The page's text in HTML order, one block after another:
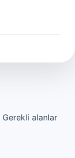
Gerekli alanlar